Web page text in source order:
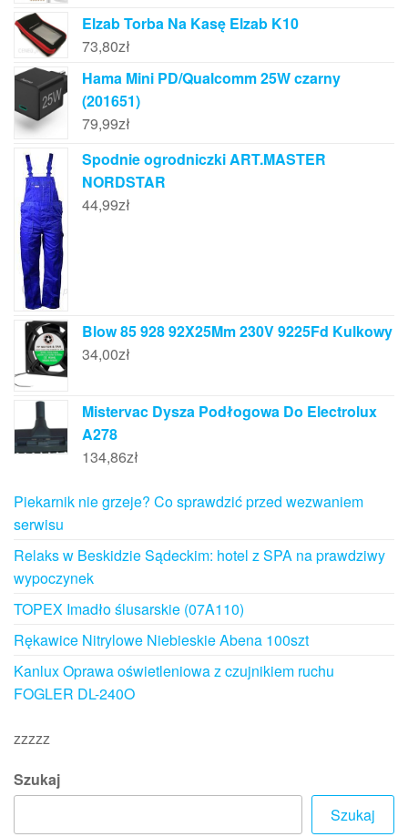
Elzab Torba Na Kasę Elzab K10
73,80zł
Hama Mini PD/Qualcomm 25W czarny
(201651)
79,99zł
Spodnie ogrodniczki ART.MASTER
NORDSTAR
44,99zł
Blow 85 928 92X25Mm 230V 9225Fd Kulkowy
34,00zł
Mistervac Dysza Podłogowa Do Electrolux
A278
134,86zł
Piekarnik nie grzeje? Co sprawdzić przed wezwaniem
serwisu
Relaks w Beskidzie Sądeckim: hotel z SPA na prawdziwy
wypoczynek
TOPEX Imadło ślusarskie (07A110)
Rękawice Nitrylowe Niebieskie Abena 100szt
Kanlux Oprawa oświetleniowa z czujnikiem ruchu
FOGLER DL-240O
zzzzz
Szukaj
Szukaj